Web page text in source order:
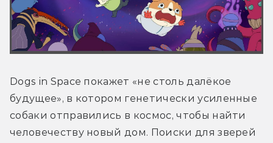
Dogs in Space покажет «не столь далёкое
будущее», в котором генетически усиленные
собаки отправились в космос, чтобы найти
человечеству новый дом. Поиски для зверей